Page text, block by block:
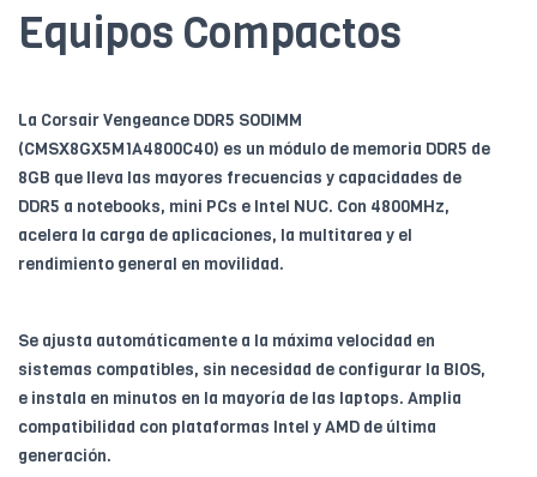
Equipos Compactos
La Corsair Vengeance DDR5 SODIMM
(CMSX8GX5M1A4800C40) es un módulo de memoria DDR5 de
8GB que lleva las mayores frecuencias y capacidades de
DDR5 a notebooks, mini PCs e Intel NUC. Con 4800MHz,
acelera la carga de aplicaciones, la multitarea y el
rendimiento general en movilidad.
Se ajusta automáticamente a la máxima velocidad en
sistemas compatibles, sin necesidad de configurar la BIOS,
e instala en minutos en la mayoría de las laptops. Amplia
compatibilidad con plataformas Intel y AMD de última
generación.